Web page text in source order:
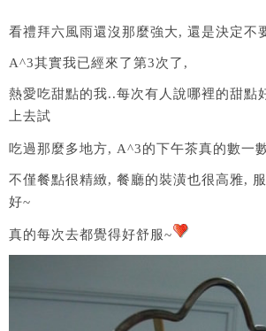
看禮拜六風雨還沒那麼強大, 還是決定不
A^3其實我已經來了第3次了,
熱愛吃甜點的我..每次有人說哪裡的甜點
上去試
吃過那麼多地方, A^3的下午茶真的數一
不僅餐點很精緻, 餐廳的裝潢也很高雅,
好~
真的每次去都覺得好舒服~